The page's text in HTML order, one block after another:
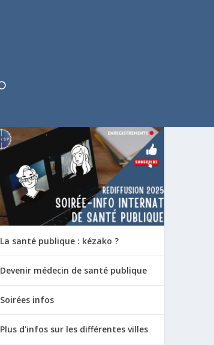
La santé publique : kézako ?
Devenir médecin de santé publique
Soirées infos
Plus d'infos sur les différentes villes